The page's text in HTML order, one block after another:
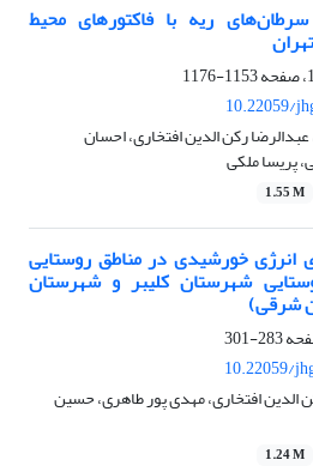
ریه با فاکتورهای محیط
1153-1176
10.22059/
رکن الدین افتخاری، احسان
پریسا ملکی
1.55 M
خورشیدی در مناطق روستایی
شهرستان کلیبر و شهرستان
شرقی)
283-301
10.22059/
الدین افتخاری، مهدی پور طاهری، حسین
1.24 M